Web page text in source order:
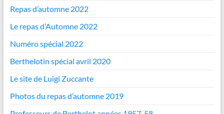
Repas d’automne 2022
Le repas d’Automne 2022
Numéro spécial 2022
Berthelotin spécial avril 2020
Le site de Luigi Zuccante
Photos du repas d’automne 2019